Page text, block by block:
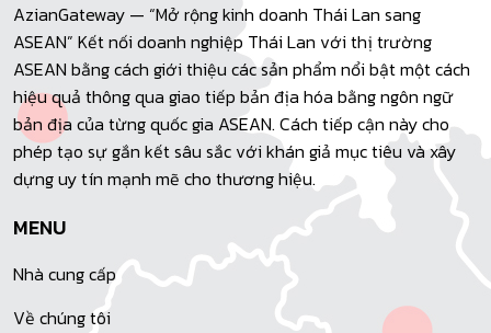
AzianGateway — “Mở rộng kinh doanh Thái Lan sang
ASEAN” Kết nối doanh nghiệp Thái Lan với thị trường
ASEAN bằng cách giới thiệu các sản phẩm nổi bật một cách
hiệu quả thông qua giao tiếp bản địa hóa bằng ngôn ngữ
bản địa của từng quốc gia ASEAN. Cách tiếp cận này cho
phép tạo sự gắn kết sâu sắc với khán giả mục tiêu và xây
dựng uy tín mạnh mẽ cho thương hiệu.
MENU
Nhà cung cấp
Về chúng tôi